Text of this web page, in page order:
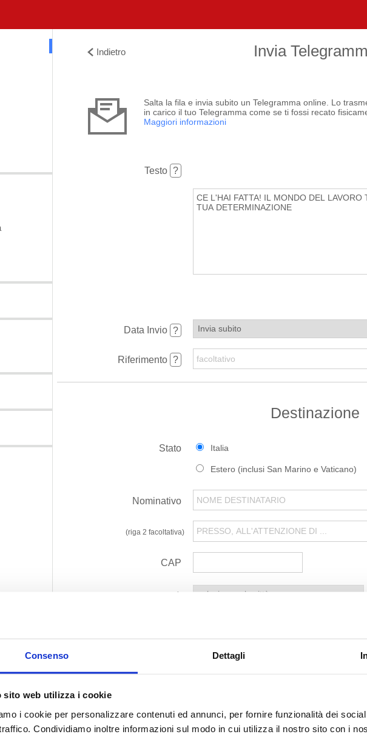
Consenso Dettagli
sito web utilizza i cookie
i cookie per personalizzare contenuti ed annunci, per fornire funzionalità dei
Condividiamo inoltre informazioni sul modo in cui utilizza il nostro sito con i
Indietro Invia
Salta la fila e invia subito un Telegramma online. Lo
in carico il tuo Telegramma come se ti fossi recato
Maggiori informazioni
Testo ?
Data Invio ?
Riferimento ?
Destinazione
Stato Italia
Estero (inclusi San Marino e Vaticano)
Nominativo
(riga 2 facoltativa)
CAP
Nominativo ?